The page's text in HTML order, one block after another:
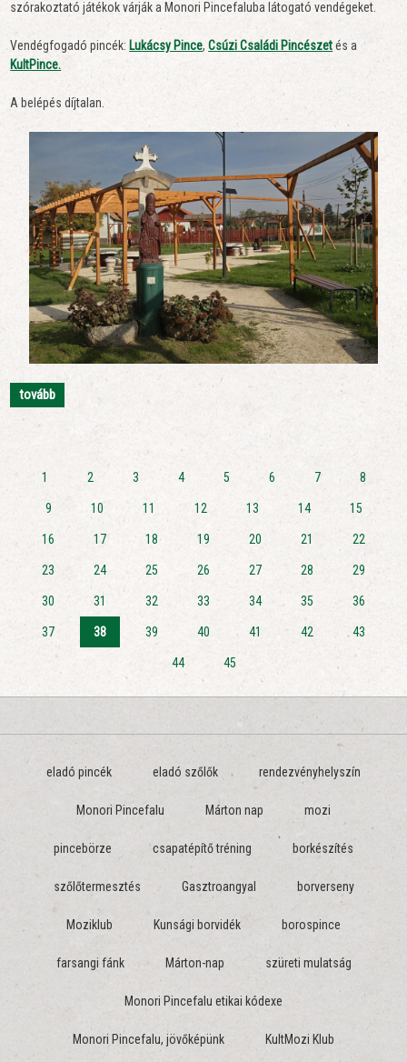
szórakoztató játékok várják a Monori Pincefaluba látogató vendégeket.
Vendégfogadó pincék: Lukácsy Pince,Csúzi Családi Pincészet és a
KultPince.
A belépés díjtalan.
tovább
1 2 3 4 5 6 7 8
9 10 11 12 13 14 15
16 17 18 19 20 21 22
23 24 25 26 27 28 29
30 31 32 33 34 35 36
37 38 39 40 41 42 43
44 45
eladó pincék eladó szőlők rendezvényhelyszín
Monori Pincefalu Márton nap mozi
pincebörze csapatépítő tréning borkészítés
szőlőtermesztés Gasztroangyal borverseny
Moziklub Kunsági borvidék borospince
farsangi fánk Márton-nap szüreti mulatság
Monori Pincefalu etikai kódexe
Monori Pincefalu, jövőképünk KultMozi Klub